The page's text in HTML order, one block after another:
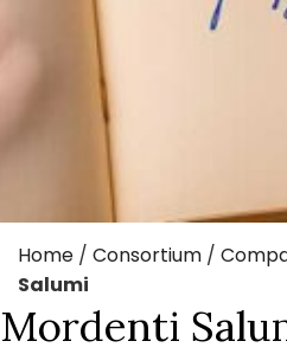
Home / Consortium /
Salumi
Mordenti